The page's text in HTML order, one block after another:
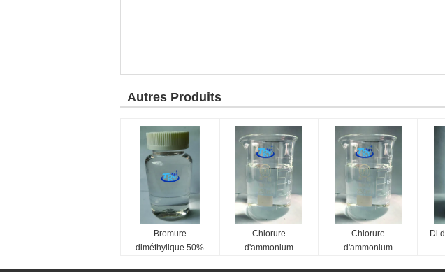
Autres Produits
Bromure
diméthylique 50%
Chlorure
d'ammonium
Chlorure
d'ammonium
Di